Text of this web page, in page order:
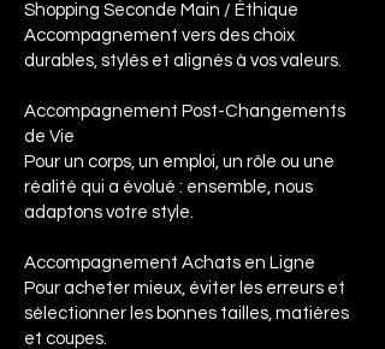
Shopping Seconde Main / Éthique
Accompagnement vers des choix
durables, stylés et alignés à vos valeurs.
Accompagnement Post-Changements
de Vie
Pour un corps, un emploi, un rôle ou une
réalité qui a évolué : ensemble, nous
adaptons votre style.
Accompagnement Achats en Ligne
Pour acheter mieux, éviter les erreurs et
sélectionner les bonnes tailles, matières
et coupes.